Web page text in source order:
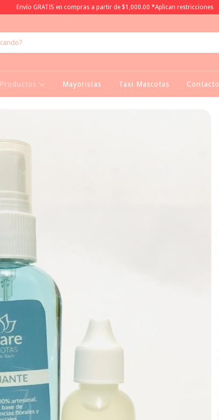
Envío GRATIS en compras a partir de $1,000.00 *Aplican restricciones
Productos Mayoristas Taxi Mascotas Contacto